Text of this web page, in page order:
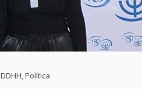
DDHH,Política